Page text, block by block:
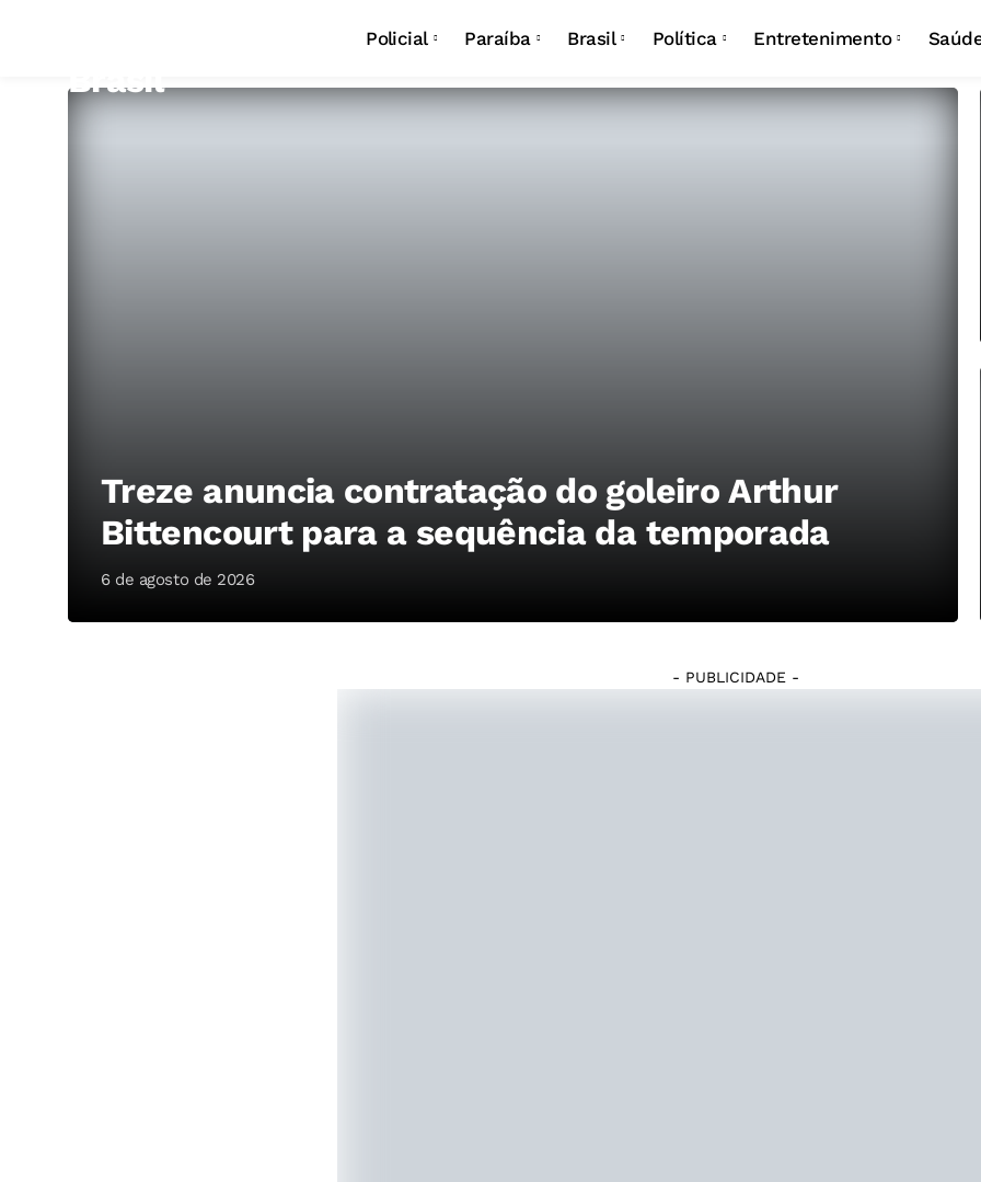
Policial Paraíba Brasil Política Entretenimento
Campina Grande Eleições Carnaval
Treze anuncia contratação do goleiro Arthur
Bittencourt para a sequência da temporada
6 de agosto de 2026
- PUBLICIDADE -